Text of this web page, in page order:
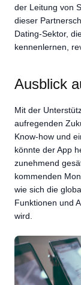
der Leitung von
dieser
Dating-Sektor,
kennenlernen,
Ausblick
Mit der
aufregenden
Know-how und
könnte der App
zunehmend
kommenden
wie sich die
Funktionen und
wird.